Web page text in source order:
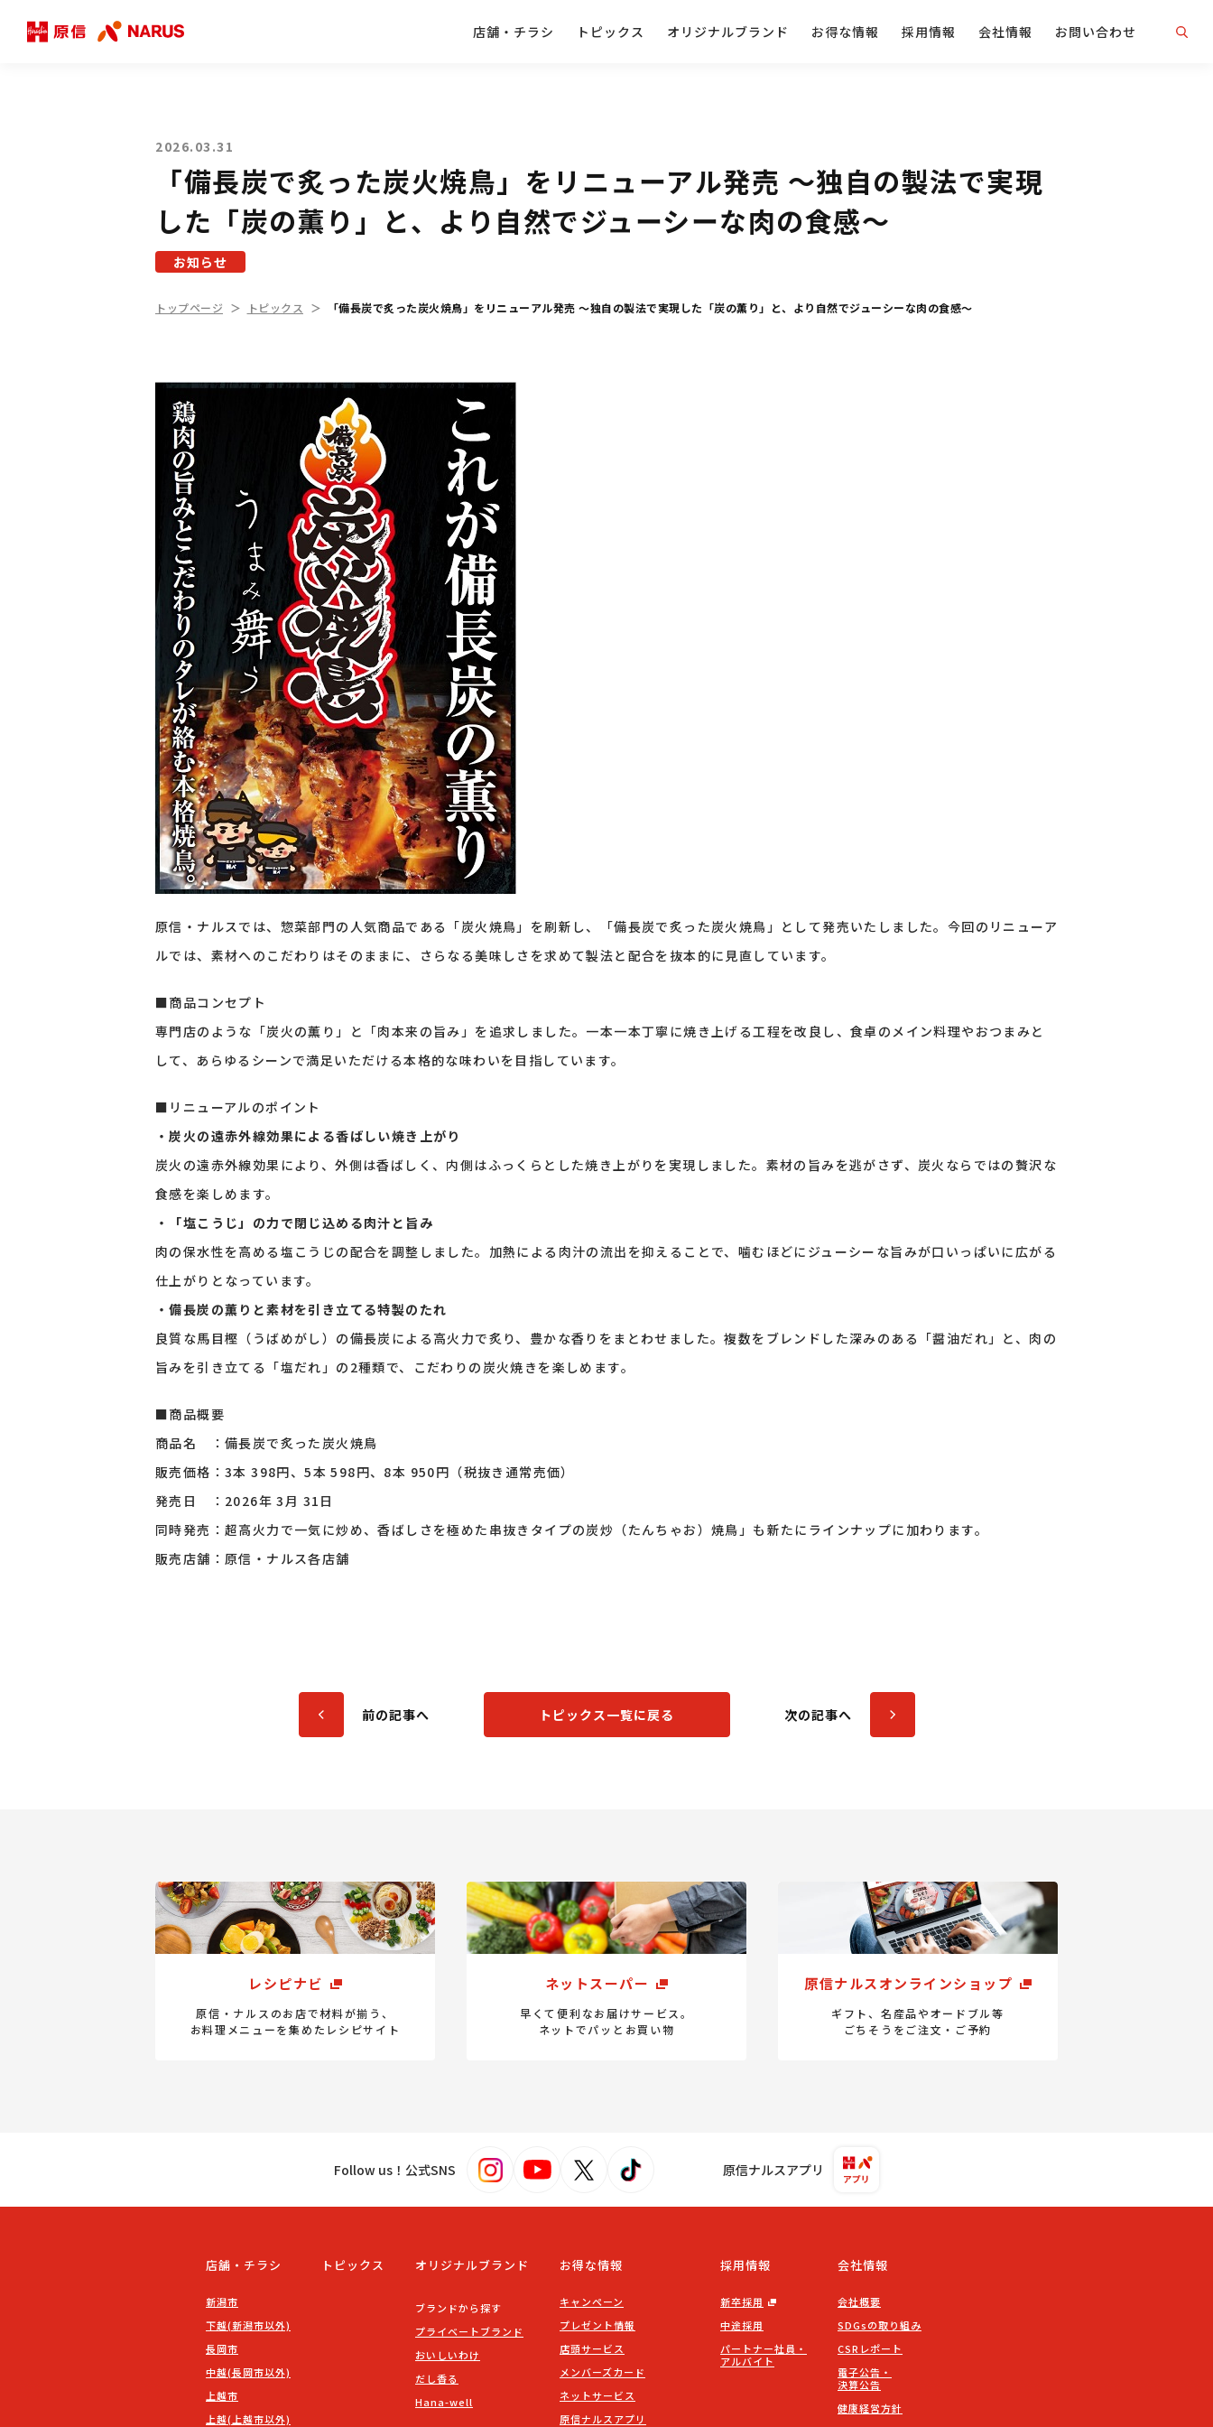
店舗・チラシ トピックス オリジナルブランド お得な情報 採用情報 会社情報 お問い合わせ
2026.03.31
「備長炭で炙った炭火焼鳥」をリニューアル発売 ～独自の製法で実現
した「炭の薫り」と、より自然でジューシーな肉の食感～
お知らせ
トップページ トピックス 「備長炭で炙った炭火焼鳥」をリニューアル発売 ～独自の製法で実現した「炭の薫り」と、より自然でジューシーな肉の食感～
原信・ナルスでは、惣菜部門の人気商品である「炭火焼鳥」を刷新し、「備長炭で炙った炭火焼鳥」として発売いたしました。今回のリニューア
ルでは、素材へのこだわりはそのままに、さらなる美味しさを求めて製法と配合を抜本的に見直しています。
■商品コンセプト
専門店のような「炭火の薫り」と「肉本来の旨み」を追求しました。一本一本丁寧に焼き上げる工程を改良し、食卓のメイン料理やおつまみと
して、あらゆるシーンで満足いただける本格的な味わいを目指しています。
■リニューアルのポイント
・炭火の遠赤外線効果による香ばしい焼き上がり
炭火の遠赤外線効果により、外側は香ばしく、内側はふっくらとした焼き上がりを実現しました。素材の旨みを逃がさず、炭火ならではの贅沢な
食感を楽しめます。
・「塩こうじ」の力で閉じ込める肉汁と旨み
肉の保水性を高める塩こうじの配合を調整しました。加熱による肉汁の流出を抑えることで、噛むほどにジューシーな旨みが口いっぱいに広がる
仕上がりとなっています。
・備長炭の薫りと素材を引き立てる特製のたれ
良質な馬目樫（うばめがし）の備長炭による高火力で炙り、豊かな香りをまとわせました。複数をブレンドした深みのある「醤油だれ」と、肉の
旨みを引き立てる「塩だれ」の2種類で、こだわりの炭火焼きを楽しめます。
■商品概要
商品名 ：備長炭で炙った炭火焼鳥
販売価格：3本 398円、5本 598円、8本 950円（税抜き通常売価）
発売日 ：2026年 3月 31日
同時発売：超高火力で一気に炒め、香ばしさを極めた串抜きタイプの炭炒（たんちゃお）焼鳥」も新たにラインナップに加わります。
販売店舗：原信・ナルス各店舗
前の記事へ トピックス一覧に戻る 次の記事へ
レシピナビ
原信・ナルスのお店で材料が揃う、
お料理メニューを集めたレシピサイト
ネットスーパー
早くて便利なお届けサービス。
ネットでパッとお買い物
原信ナルスオンラインショップ
ギフト、名産品やオードブル等
ごちそうをご注文・ご予約
Follow us！公式SNS 原信ナルスアプリ
店舗・チラシ
新潟市
下越(新潟市以外)
長岡市
中越(長岡市以外)
上越市
上越(上越市以外)
トピックス オリジナルブランド
ブランドから探す
プライベートブランド
おいしいわけ
だし香る
Hana-well
お得な情報
キャンペーン
プレゼント情報
店頭サービス
メンバーズカード
ネットサービス
原信ナルスアプリ
採用情報
新卒採用
中途採用
パートナー社員・
アルバイト
会社情報
会社概要
SDGsの取り組み
CSRレポート
電子公告・
決算公告
健康経営方針